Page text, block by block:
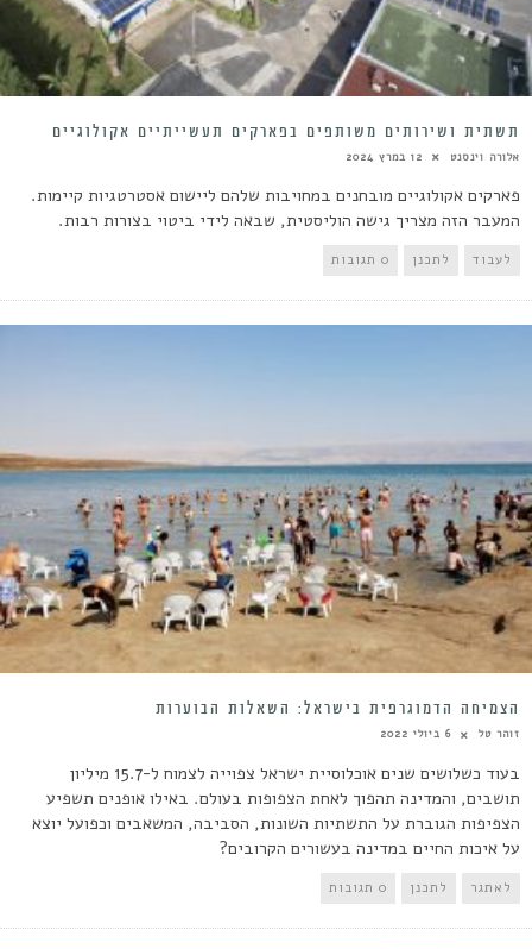
תשתית ושירותים משותפים בפארקים תעשייתיים אקולוגיים
אלורה וינסנט 12 במרץ 2024
פארקים אקולוגיים מובחנים במחויבות שלהם ליישום אסטרטגיות קיימות.
המעבר הזה מצריך גישה הוליסטית, שבאה לידי ביטוי בצורות רבות.
לעבוד לתכנן 0 תגובות
הצמיחה הדמוגרפית בישראל: השאלות הבוערות
זוהר טל 6 ביולי 2022
בעוד כשלושים שנים אוכלוסיית ישראל צפוייה לצמוח ל-15.7 מיליון
תושבים, והמדינה תהפוך לאחת הצפופות בעולם. באילו אופנים תשפיע
הצפיפות הגוברת על התשתיות השונות, הסביבה, המשאבים וכפועל יוצא
על איכות החיים במדינה בעשורים הקרובים?
לאתגר לתכנן 0 תגובות